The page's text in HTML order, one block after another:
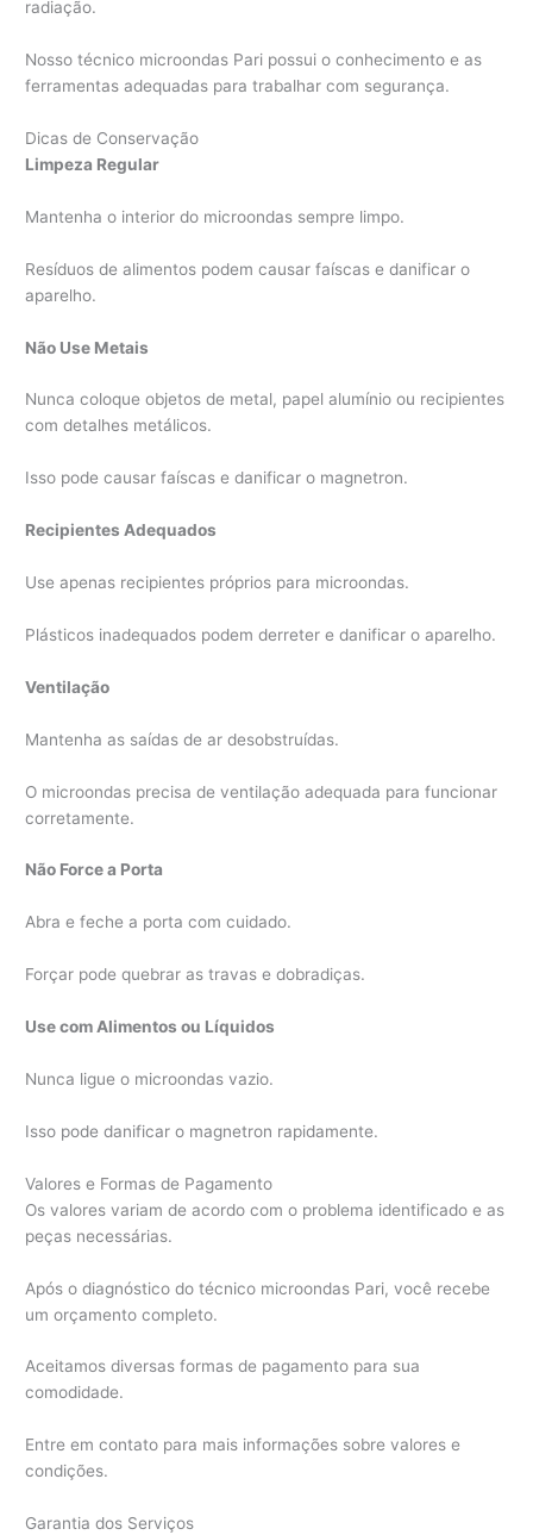
radiação.
Nosso técnico microondas Pari possui o conhecimento e as
ferramentas adequadas para trabalhar com segurança.
Dicas de Conservação
Limpeza Regular
Mantenha o interior do microondas sempre limpo.
Resíduos de alimentos podem causar faíscas e danificar o
aparelho.
Não Use Metais
Nunca coloque objetos de metal, papel alumínio ou recipientes
com detalhes metálicos.
Isso pode causar faíscas e danificar o magnetron.
Recipientes Adequados
Use apenas recipientes próprios para microondas.
Plásticos inadequados podem derreter e danificar o aparelho.
Ventilação
Mantenha as saídas de ar desobstruídas.
O microondas precisa de ventilação adequada para funcionar
corretamente.
Não Force a Porta
Abra e feche a porta com cuidado.
Forçar pode quebrar as travas e dobradiças.
Use com Alimentos ou Líquidos
Nunca ligue o microondas vazio.
Isso pode danificar o magnetron rapidamente.
Valores e Formas de Pagamento
Os valores variam de acordo com o problema identificado e as
peças necessárias.
Após o diagnóstico do técnico microondas Pari, você recebe
um orçamento completo.
Aceitamos diversas formas de pagamento para sua
comodidade.
Entre em contato para mais informações sobre valores e
condições.
Garantia dos Serviços